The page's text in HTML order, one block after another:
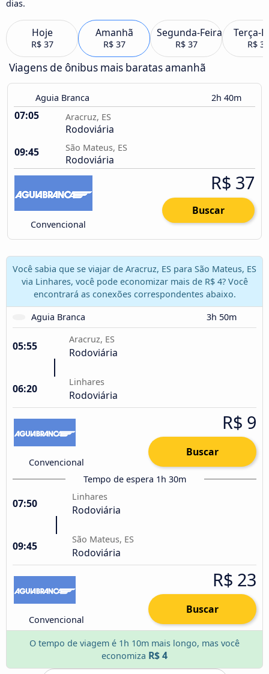
dias.
Hoje
R$ 37
Amanhã
R$ 37
Segunda-Feira
R$ 37
Terça-
R$ 33
Viagens de ônibus mais baratas amanhã
Aguia Branca 2h 40m
07:05 Aracruz, ES
Rodoviária
09:45
São Mateus, ES
Rodoviária
Convencional
R$ 37
Buscar
Você sabia que se viajar de Aracruz, ES para São Mateus, ES
via Linhares, você pode economizar mais de R$ 4? Você
encontrará as conexões correspondentes abaixo.
Aguia Branca
3h 50m
05:55
Aracruz, ES
Rodoviária
06:20
Linhares
Rodoviária
Convencional
R$ 9
Buscar
Tempo de espera 1h 30m
07:50
Linhares
Rodoviária
09:45
São Mateus, ES
Rodoviária
Convencional
R$ 23
Buscar
O tempo de viagem é 1h 10m mais longo, mas você
economiza R$ 4